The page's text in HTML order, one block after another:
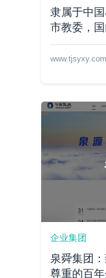
隶属于中
市教委，国
www.tjsyxy.com
企业集团
泉舜集团
尊重的百